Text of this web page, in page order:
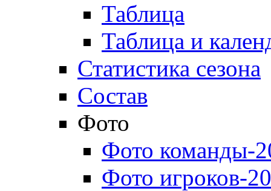
Таблица
Таблица и
Статистика сезона
Состав
Фото
Фото команды-
Фото игроков-